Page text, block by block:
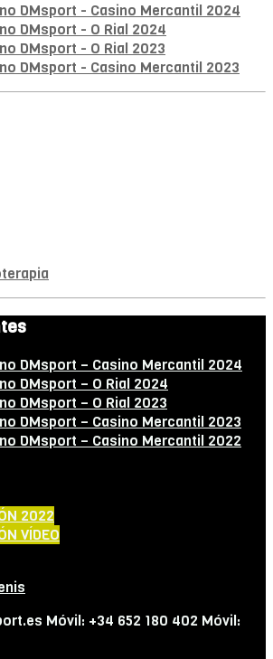
DMsport - Casino Mercantil 2024
DMsport - O Rial 2024
DMsport - O Rial 2023
DMsport - Casino Mercantil 2023
DMsport – Casino Mercantil 2024
DMsport – O Rial 2024
DMsport – O Rial 2023
DMsport – Casino Mercantil 2023
DMsport – Casino Mercantil 2022
2022
VÍDEO
Móvil: +34 652 180 402 Móvil: